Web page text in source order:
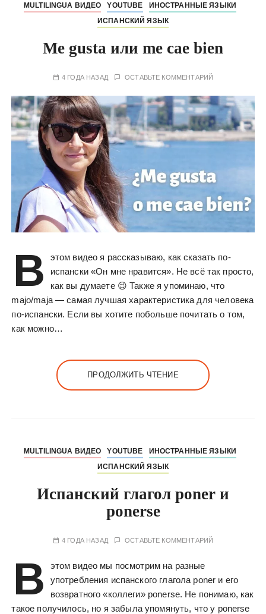
MULTILINGUA ВИДЕО YOUTUBE
ИНОСТРАННЫЕ ЯЗЫКИ
ИСПАНСКИЙ ЯЗЫК
Me gusta или me cae bien
4 ГОДА НАЗАД ОСТАВЬТЕ КОММЕНТАРИЙ
В
этом видео я рассказываю, как сказать по-
испански «Он мне нравится». Не всё так просто,
как вы думаете 😉 Также я упоминаю, что
majo/majа — самая лучшая характеристика для человека
по-испански. Если вы хотите побольше почитать о том,
как можно…
ПРОДОЛЖИТЬ ЧТЕНИЕ
MULTILINGUA ВИДЕО YOUTUBE
ИНОСТРАННЫЕ ЯЗЫКИ
ИСПАНСКИЙ ЯЗЫК
Испанский глагол poner и
ponerse
4 ГОДА НАЗАД ОСТАВЬТЕ КОММЕНТАРИЙ
В
этом видео мы посмотрим на разные
употребления испанского глагола poner и его
возвратного «коллеги» ponerse. Не понимаю, как
такое получилось, но я забыла упомянуть, что у ponerse